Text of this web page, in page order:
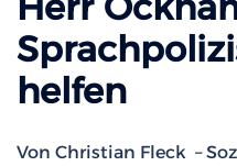
helfen
Von Christian Fleck –